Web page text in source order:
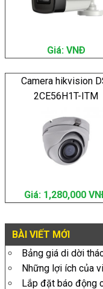
Giá: VNÐ
Camera hikvision
2CE56H1T-ITM
Giá: 1,280,000
BÀI VIẾT MỚI
Bảng giá di dời
Những lợi ích của
Lắp đặt báo động